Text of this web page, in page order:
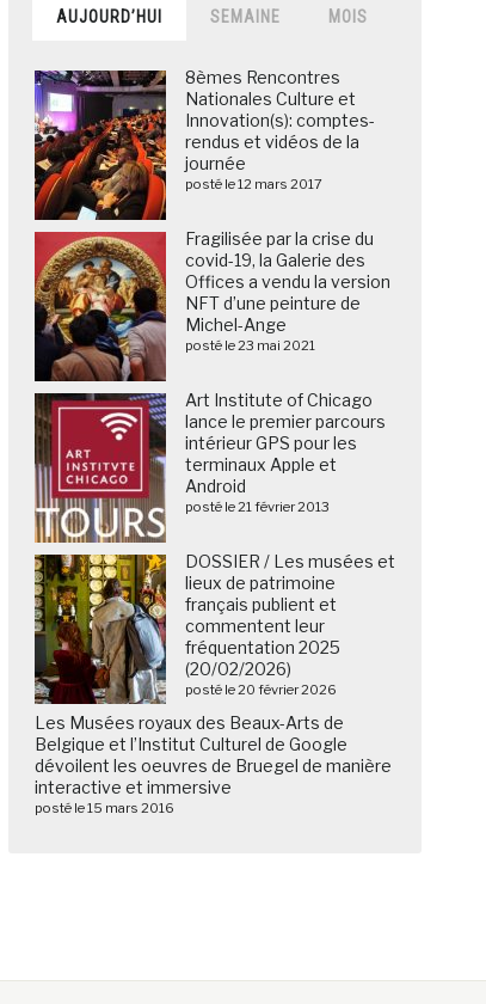
AUJOURD’HUI SEMAINE MOIS
8èmes Rencontres
Nationales Culture et
Innovation(s): comptes-
rendus et vidéos de la
journée
posté le 12 mars 2017
Fragilisée par la crise du
covid-19, la Galerie des
Offices a vendu la version
NFT d’une peinture de
Michel-Ange
posté le 23 mai 2021
Art Institute of Chicago
lance le premier parcours
intérieur GPS pour les
terminaux Apple et
Android
posté le 21 février 2013
DOSSIER / Les musées et
lieux de patrimoine
français publient et
commentent leur
fréquentation 2025
(20/02/2026)
posté le 20 février 2026
Les Musées royaux des Beaux-Arts de
Belgique et l’Institut Culturel de Google
dévoilent les oeuvres de Bruegel de manière
interactive et immersive
posté le 15 mars 2016